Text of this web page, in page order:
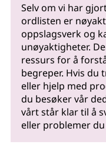
Selv om vi har
ordlisten er
oppslagsverk og
unøyaktigheter.
ressurs for å
begreper. Hvis
eller hjelp med
du besøker vår
vårt står klar til å
eller problemer